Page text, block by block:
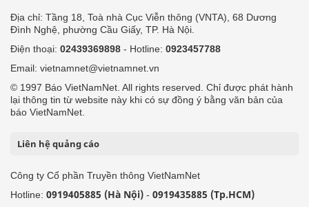
Địa chỉ: Tầng 18, Toà nhà Cục Viễn thông (VNTA), 68 Dương
Đình Nghệ, phường Cầu Giấy, TP. Hà Nội.
Điện thoại: 02439369898 - Hotline: 0923457788
Email: vietnamnet@vietnamnet.vn
© 1997 Báo VietNamNet. All rights reserved. Chỉ được phát hành
lại thông tin từ website này khi có sự đồng ý bằng văn bản của
báo VietNamNet.
Liên hệ quảng cáo
Công ty Cổ phần Truyền thông VietNamNet
Hotline: 0919405885 (Hà Nội) - 0919435885 (Tp.HCM)